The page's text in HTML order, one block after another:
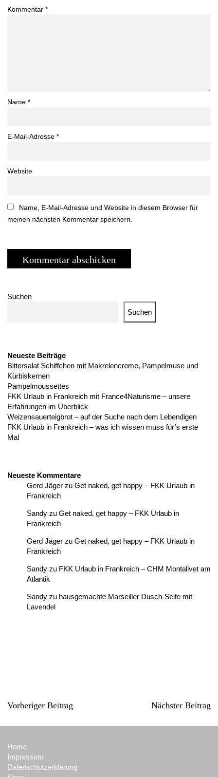
Kommentar *
Name *
E-Mail-Adresse *
Website
Name, E-Mail-Adresse und Website in diesem Browser für
meinen nächsten Kommentar speichern.
Suchen
Suchen
Neueste Beiträge
Bittersalat Schiffchen mit Makrelencreme, Pampelmuse und
Kürbiskernen
Pampelmoussettes
FKK Urlaub in Frankreich mit France4Naturisme – unsere
Erfahrungen im Überblick
Weizensauerteigbrot – auf der Suche nach dem Lebendigen
FKK Urlaub in Frankreich – was ich wissen muss für’s erste
Mal
Neueste Kommentare
Gerd Jäger zu Get naked, get happy – FKK Urlaub in
Frankreich
Sandy zu Get naked, get happy – FKK Urlaub in
Frankreich
Gerd Jäger zu Get naked, get happy – FKK Urlaub in
Frankreich
Sandy zu FKK Urlaub in Frankreich – CHM Montalivet am
Atlantik
Sandy zu hausgemachte Marseiller Dusch-Seife mit
Lavendel
Vorheriger Beitrag Nächster Beitrag
Home
Impressum
Datenschutzerklärung